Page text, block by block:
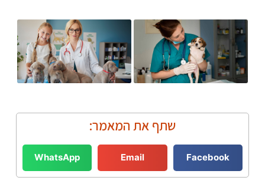
שתף את המאמר:
Facebook
Email
WhatsApp